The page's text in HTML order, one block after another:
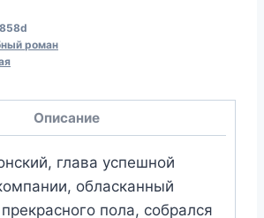
роман
Описание
глава успешной
обласканный
пола, собрался